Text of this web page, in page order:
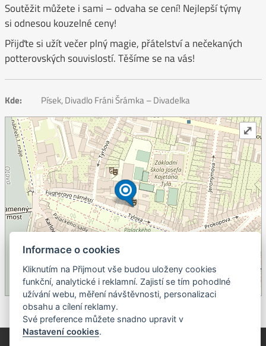
Soutěžit můžete i sami – odvaha se cení! Nejlepší týmy
si odnesou kouzelné ceny!
Přijďte si užít večer plný magie, přátelství a nečekaných
potterovských souvislostí. Těšíme se na vás!
Kde: Písek, Divadlo Fráni Šrámka – Divadelka
OpenStreetMap contributors.
⤢
© Píseckem / Kalendárium (Změna programu vyhrazena!)
Informace o cookies
Kliknutím na Přijmout vše budou uloženy cookies
funkční, analytické i reklamní. Zajistí se tím pohodlné
užívání webu, měření návštěvnosti, personalizaci
obsahu a cílení reklamy.
Své preference můžete snadno upravit v
Nastavení cookies.